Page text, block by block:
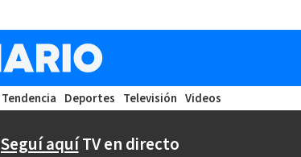
Tendencia Deportes Televisión Videos
Seguí aquíTV en directo